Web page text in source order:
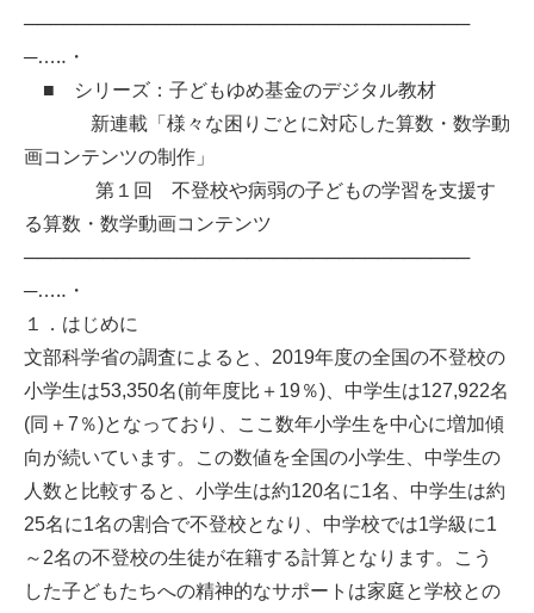
──────────────────────────────────
─…‥・
■ シリーズ：子どもゆめ基金のデジタル教材
新連載「様々な困りごとに対応した算数・数学動
画コンテンツの制作」
第１回 不登校や病弱の子どもの学習を支援す
る算数・数学動画コンテンツ
──────────────────────────────────
─…‥・
１．はじめに
文部科学省の調査によると、2019年度の全国の不登校の
小学生は53,350名(前年度比＋19％)、中学生は127,922名
(同＋7％)となっており、ここ数年小学生を中心に増加傾
向が続いています。この数値を全国の小学生、中学生の
人数と比較すると、小学生は約120名に1名、中学生は約
25名に1名の割合で不登校となり、中学校では1学級に1
～2名の不登校の生徒が在籍する計算となります。こう
した子どもたちへの精神的なサポートは家庭と学校との